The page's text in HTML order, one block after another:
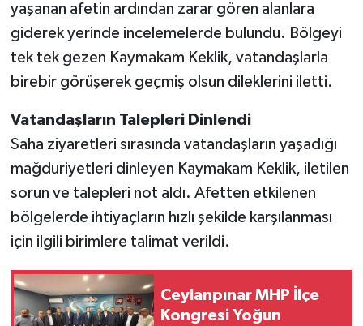
yaşanan afetin ardından zarar gören alanlara
giderek yerinde incelemelerde bulundu. Bölgeyi
tek tek gezen Kaymakam Keklik, vatandaşlarla
birebir görüşerek geçmiş olsun dileklerini iletti.
Vatandaşların Talepleri Dinlendi
Saha ziyaretleri sırasında vatandaşların yaşadığı
mağduriyetleri dinleyen Kaymakam Keklik, iletilen
sorun ve talepleri not aldı. Afetten etkilenen
bölgelerde ihtiyaçların hızlı şekilde karşılanması
için ilgili birimlere talimat verildi.
Ceylanpınar MHP İlçe
Kongresi Yoğun